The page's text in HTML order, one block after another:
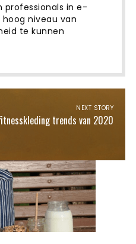
professionals in e-
niveau van
te kunnen
NEXT STORY
trends van 2020